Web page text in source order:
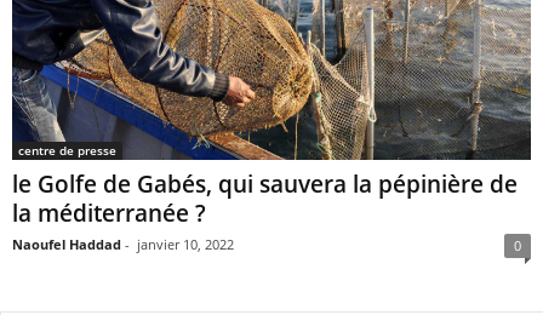
centre de presse
le Golfe de Gabés, qui sauvera la pépinière de
la méditerranée ?
Naoufel Haddad - janvier 10, 2022 0